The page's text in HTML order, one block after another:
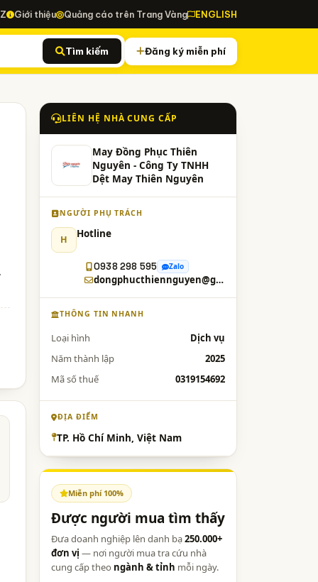
Giới thiệu Quảng cáo trên Trang Vàng ENGLISH
Tìm kiếm Đăng ký miễn phí
LIÊN HỆ NHÀ CUNG CẤP
May Đồng Phục Thiên
Nguyên - Công Ty TNHH
Dệt May Thiên Nguyên
NGƯỜI PHỤ TRÁCH
H Hotline
0938 298 595 Zalo
dongphucthiennguyen@gmail.com
THÔNG TIN NHANH
Loại hình
Dịch vụ
Năm thành lập
2025
Mã số thuế
0319154692
ĐỊA ĐIỂM
TP. Hồ Chí Minh, Việt Nam
Miễn phí 100%
Được người mua tìm thấy
Đưa doanh nghiệp lên danh bạ250.000+
đơn vị — nơi người mua tra cứu nhà
cung cấp theo ngành & tỉnh mỗi ngày.